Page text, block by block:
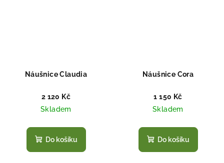
Náušnice Claudia
2 120 Kč
Skladem
Do košíku
Náušnice Cora
1 150 Kč
Skladem
Do košíku